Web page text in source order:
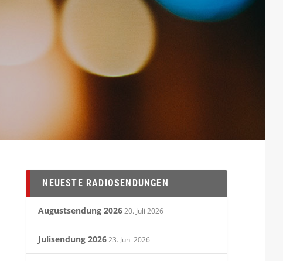
NEUESTE RADIOSENDUNGEN
Augustsendung 2026 20. Juli 2026
Julisendung 2026 23. Juni 2026